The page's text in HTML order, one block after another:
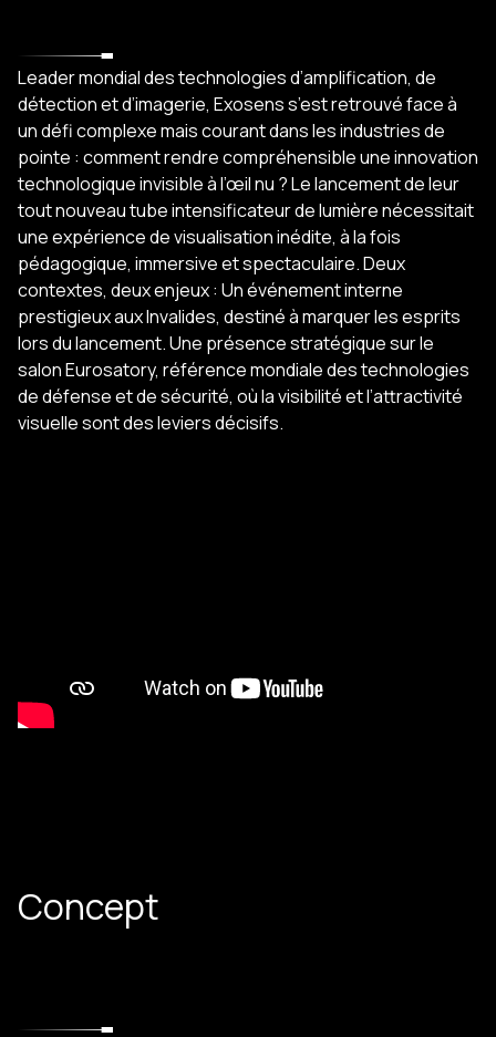
Leader mondial des technologies d’amplification, de
détection et d’imagerie, Exosens s’est retrouvé face à
un défi complexe mais courant dans les industries de
pointe : comment rendre compréhensible une innovation
technologique invisible à l’œil nu ? Le lancement de leur
tout nouveau tube intensificateur de lumière nécessitait
une expérience de visualisation inédite, à la fois
pédagogique, immersive et spectaculaire. Deux
contextes, deux enjeux : Un événement interne
prestigieux aux Invalides, destiné à marquer les esprits
lors du lancement. Une présence stratégique sur le
salon Eurosatory, référence mondiale des technologies
de défense et de sécurité, où la visibilité et l’attractivité
visuelle sont des leviers décisifs.
Concept